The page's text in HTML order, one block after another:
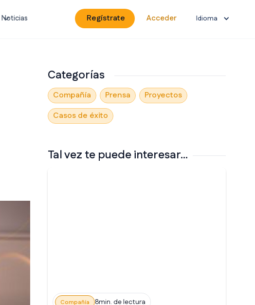
Noticias Regístrate Acceder Idioma
Categorías
Compañía Prensa
Proyectos
Casos de éxito
Tal vez te puede interesar...
Compañía 8min. de lectura